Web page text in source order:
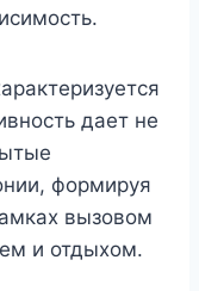
дает не
формируя
вызовом
и отдыхом.